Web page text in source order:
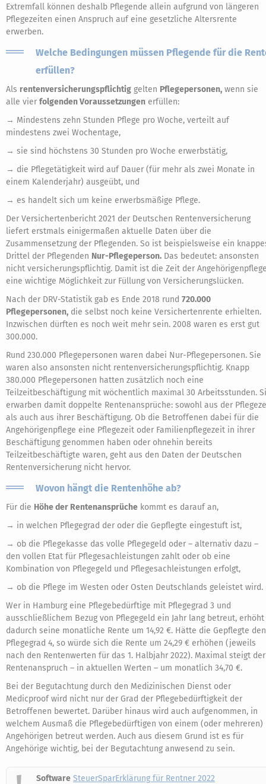
Extremfall können deshalb Pflegende allein aufgrund von längeren
Pflegezeiten einen Anspruch auf eine gesetzliche Altersrente
erwerben.
Welche Bedingungen müssen Pflegende für die
erfüllen?
Als rentenversicherungspflichtig gelten Pflegepersonen, wenn sie
alle vier folgenden Voraussetzungen erfüllen:
→ Mindestens zehn Stunden Pflege pro Woche, verteilt auf
mindestens zwei Wochentage,
→ sie sind höchstens 30 Stunden pro Woche erwerbstätig,
→ die Pflegetätigkeit wird auf Dauer (für mehr als zwei Monate in
einem Kalenderjahr) ausgeübt, und
→ es handelt sich um keine erwerbsmäßige Pflege.
Der Versichertenbericht 2021 der Deutschen Rentenversicherung
liefert erstmals einigermaßen aktuelle Daten über die
Zusammensetzung der Pflegenden. So ist beispielsweise ein
Drittel der Pflegenden Nur-Pflegeperson. Das bedeutet: ansonsten
nicht versicherungspflichtig. Damit ist die Zeit der
eine wichtige Möglichkeit zur Füllung von Versicherungslücken.
Nach der DRV-Statistik gab es Ende 2018 rund 720.000
Pflegepersonen, die selbst noch keine Versichertenrente erhielten.
Inzwischen dürften es noch weit mehr sein. 2008 waren es erst gut
300.000.
Rund 230.000 Pflegepersonen waren dabei Nur-Pflegepersonen. Sie
waren also ansonsten nicht rentenversicherungspflichtig. Knapp
380.000 Pflegepersonen hatten zusätzlich noch eine
Teilzeitbeschäftigung mit wöchentlich maximal 30 Arbeitsstunden.
erwarben damit doppelte Rentenansprüche: sowohl aus der
als auch aus ihrer Beschäftigung. Ob die Betroffenen dabei für die
Angehörigenpflege eine Pflegezeit oder Familienpflegezeit in ihrer
Beschäftigung genommen haben oder ohnehin bereits
Teilzeitbeschäftigte waren, geht aus den Daten der Deutschen
Rentenversicherung nicht hervor.
Wovon hängt die Rentenhöhe ab?
Für die Höhe der Rentenansprüche kommt es darauf an,
→ in welchen Pflegegrad der oder die Gepflegte eingestuft ist,
→ ob die Pflegekasse das volle Pflegegeld oder – alternativ dazu –
den vollen Etat für Pflegesachleistungen zahlt oder ob eine
Kombination von Pflegegeld und Pflegesachleistungen erfolgt,
→ ob die Pflege im Westen oder Osten Deutschlands geleistet wird.
Wer in Hamburg eine Pflegebedürftige mit Pflegegrad 3 und
ausschließlichem Bezug von Pflegegeld ein Jahr lang betreut, erhöht
dadurch seine monatliche Rente um 14,92 €. Hätte die Gepflegte den
Pflegegrad 4, so würde sich die Rente um 24,29 € erhöhen (jeweils
nach den Rentenwerten für das 1. Halbjahr 2022). Maximal steigt der
Rentenanspruch – in aktuellen Werten – um monatlich 34,70 €.
Bei der Begutachtung durch den Medizinischen Dienst oder
Medicproof wird nicht nur der Grad der Pflegebedürftigkeit der
Betroffenen bewertet. Darüber hinaus wird auch aufgenommen, in
welchem Ausmaß die Pflegebedürftigen von einem (oder mehreren)
Angehörigen betreut werden. Auch aus diesem Grund ist es für
Angehörige wichtig, bei der Begutachtung anwesend zu sein.
Software SteuerSparErklärung für Rentner 2022